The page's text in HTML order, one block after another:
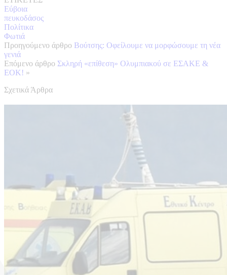
Εύβοια
πευκοδάσος
Πολίτικα
Φωτιά
Προηγούμενο άρθρο Βούτσης: Οφείλουμε να μορφώσουμε τη νέα
γενιά
Επόμενο άρθρο Σκληρή «επίθεση» Ολυμπιακού σε ΕΣΑΚΕ &
ΕΟΚ! »
Σχετικά Άρθρα